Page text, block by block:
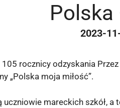
Polska
2023-
rocznicy odzyskania
„Polska moja miłość”.
mareckich szkół,